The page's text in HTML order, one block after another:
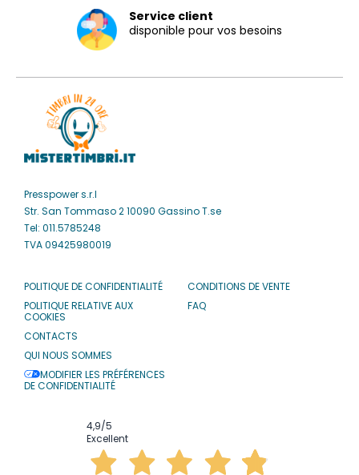
Service client
disponible pour vos besoins
Presspower s.r.l
Str. San Tommaso 2 10090 Gassino T.se
Tel: 011.5785248
TVA 09425980019
POLITIQUE DE CONFIDENTIALITÉ
POLITIQUE RELATIVE AUX
COOKIES
CONTACTS
QUI NOUS SOMMES
MODIFIER LES PRÉFÉRENCES
DE CONFIDENTIALITÉ
CONDITIONS DE VENTE
FAQ
4,9/5
Excellent